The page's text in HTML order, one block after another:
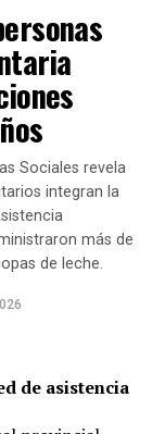
de cercanía,
en todo este
Rosario en su
muy
hay que seguir
y por eso se
lo tiene
de
desde la
de una decena
Sociales revela
integran la
más de
de leche.
de asistencia